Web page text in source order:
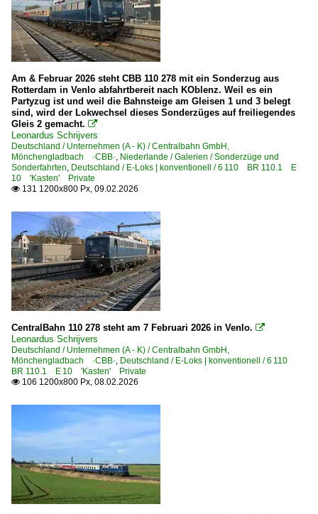
Am & Februar 2026 steht CBB 110 278 mit ein Sonderzug aus
Rotterdam in Venlo abfahrtbereit nach KOblenz. Weil es ein
Partyzug ist und weil die Bahnsteige am Gleisen 1 und 3 belegt
sind, wird der Lokwechsel dieses Sonderzüges auf freiliegendes
Gleis 2 gemacht. 
Leonardus Schrijvers
Deutschland / Unternehmen (A - K) / Centralbahn GmbH,
Mönchengladbach ·CBB·, Niederlande / Galerien / Sonderzüge und
Sonderfahrten, Deutschland / E-Loks | konventionell / 6 110 BR 110.1 E
10 'Kasten' Private
 131 1200x800 Px, 09.02.2026
CentralBahn 110 278 steht am 7 Februari 2026 in Venlo. 
Leonardus Schrijvers
Deutschland / Unternehmen (A - K) / Centralbahn GmbH,
Mönchengladbach ·CBB·, Deutschland / E-Loks | konventionell / 6 110
BR 110.1 E 10 'Kasten' Private
 106 1200x800 Px, 08.02.2026